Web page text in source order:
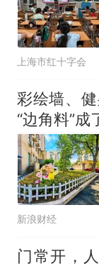
上海市红十字会
彩绘墙、
“边角料”成
新浪财经
门常开，